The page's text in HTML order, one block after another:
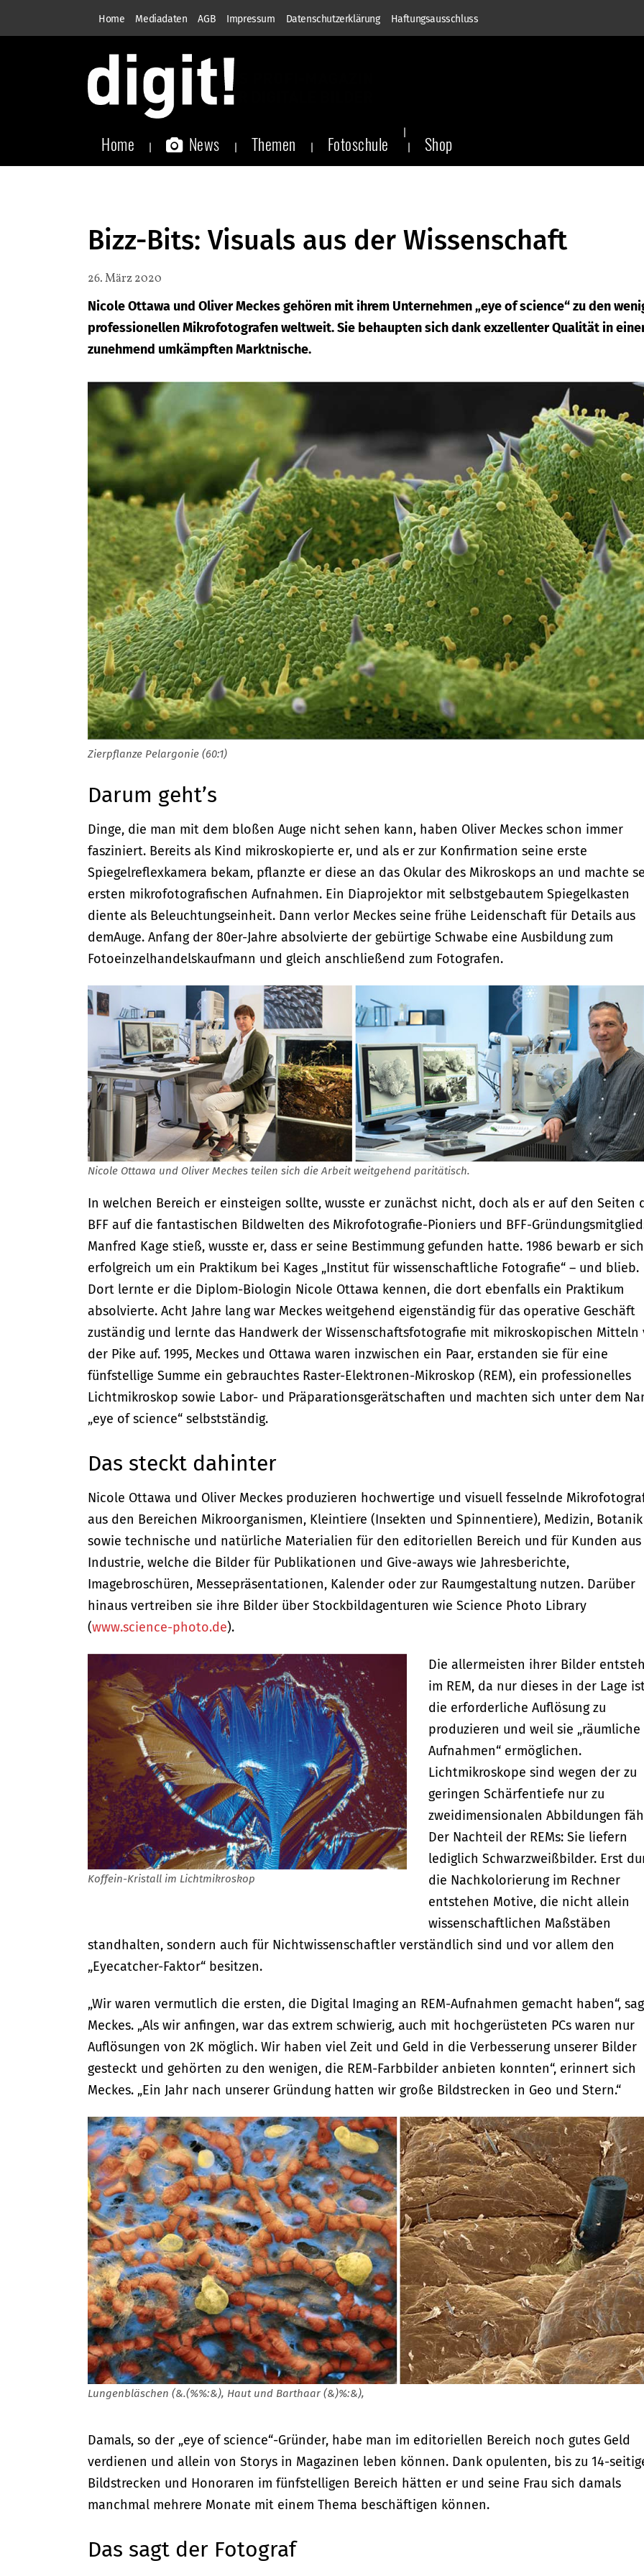
Home Mediadaten AGB Impressum Datenschutzerklärung Haftungsausschluss
Home News Themen Fotoschule Shop
Bizz-Bits: Visuals aus der Wissenschaft
26. März 2020
Nicole Ottawa und Oliver Meckes gehören mit ihrem Unternehmen „eye of science“ zu den
professionellen Mikrofotografen weltweit. Sie behaupten sich dank exzellenter Qualität in
zunehmend umkämpften Marktnische.
Zierpflanze Pelargonie (60:1)
Darum geht’s
Dinge, die man mit dem bloßen Auge nicht sehen kann, haben Oliver Meckes schon immer
fasziniert. Bereits als Kind mikroskopierte er, und als er zur Konfirmation seine erste
Spiegelreflexkamera bekam, pflanzte er diese an das Okular des Mikroskops an und machte
ersten mikrofotografischen Aufnahmen. Ein Diaprojektor mit selbstgebautem Spiegelkasten
diente als Beleuchtungseinheit. Dann verlor Meckes seine frühe Leidenschaft für Details aus
demAuge. Anfang der 80er-Jahre absolvierte der gebürtige Schwabe eine Ausbildung zum
Fotoeinzelhandelskaufmann und gleich anschließend zum Fotografen.
Nicole Ottawa und Oliver Meckes teilen sich die Arbeit weitgehend paritätisch.
In welchen Bereich er einsteigen sollte, wusste er zunächst nicht, doch als er auf den Seiten
BFF auf die fantastischen Bildwelten des Mikrofotografie-Pioniers und BFF-
Manfred Kage stieß, wusste er, dass er seine Bestimmung gefunden hatte. 1986 bewarb er sich
erfolgreich um ein Praktikum bei Kages „Institut für wissenschaftliche Fotografie“ – und blieb.
Dort lernte er die Diplom-Biologin Nicole Ottawa kennen, die dort ebenfalls ein Praktikum
absolvierte. Acht Jahre lang war Meckes weitgehend eigenständig für das operative Geschäft
zuständig und lernte das Handwerk der Wissenschaftsfotografie mit mikroskopischen Mitteln
der Pike auf. 1995, Meckes und Ottawa waren inzwischen ein Paar, erstanden sie für eine
fünfstellige Summe ein gebrauchtes Raster-Elektronen-Mikroskop (REM), ein professionelles
Lichtmikroskop sowie Labor- und Präparationsgerätschaften und machten sich unter dem
„eye of science“ selbstständig.
Das steckt dahinter
Nicole Ottawa und Oliver Meckes produzieren hochwertige und visuell fesselnde
aus den Bereichen Mikroorganismen, Kleintiere (Insekten und Spinnentiere), Medizin, Botanik
sowie technische und natürliche Materialien für den editoriellen Bereich und für Kunden
Industrie, welche die Bilder für Publikationen und Give-aways wie Jahresberichte,
Imagebroschüren, Messepräsentationen, Kalender oder zur Raumgestaltung nutzen. Darüber
hinaus vertreiben sie ihre Bilder über Stockbildagenturen wie Science Photo Library
(www.science-photo.de).
Koffein-Kristall im Lichtmikroskop
Die allermeisten ihrer Bilder
im REM, da nur dieses in der Lage
die erforderliche Auflösung zu
produzieren und weil sie „räumliche
Aufnahmen“ ermöglichen.
Lichtmikroskope sind wegen der zu
geringen Schärfentiefe nur zu
zweidimensionalen Abbildungen
Der Nachteil der REMs: Sie liefern
lediglich Schwarzweißbilder. Erst
die Nachkolorierung im Rechner
entstehen Motive, die nicht allein
wissenschaftlichen Maßstäben
standhalten, sondern auch für Nichtwissenschaftler verständlich sind und vor allem den
„Eyecatcher-Faktor“ besitzen.
„Wir waren vermutlich die ersten, die Digital Imaging an REM-Aufnahmen gemacht haben“,
Meckes. „Als wir anfingen, war das extrem schwierig, auch mit hochgerüsteten PCs waren nur
Auflösungen von 2K möglich. Wir haben viel Zeit und Geld in die Verbesserung unserer Bilder
gesteckt und gehörten zu den wenigen, die REM-Farbbilder anbieten konnten“, erinnert sich
Meckes. „Ein Jahr nach unserer Gründung hatten wir große Bildstrecken in Geo und Stern.“
Lungenbläschen (&.(%%:&), Haut und Barthaar (&)%:&),
Damals, so der „eye of science“-Gründer, habe man im editoriellen Bereich noch gutes Geld
verdienen und allein von Storys in Magazinen leben können. Dank opulenten, bis zu 14-
Bildstrecken und Honoraren im fünfstelligen Bereich hätten er und seine Frau sich damals
manchmal mehrere Monate mit einem Thema beschäftigen können.
Das sagt der Fotograf